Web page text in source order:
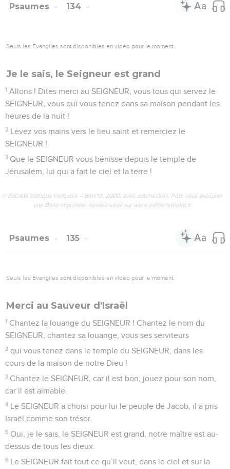
au roi que j’ai choisi.
une Bible imprimée, rendez-vous sur www.editionsbiblio.fr
Psaumes 133
Seuls les Évangiles sont disponibles en vidéo pour le moment.
Glorifiez le Seigneur, vous tous ses
Quel bonheur, quelle douceur pour des frères d’être
C’est comme l’huile parfumée sur la tête d’Aaron, qui
descend jusqu’à sa barbe, jusqu’au bord de ses vêtements.
Sion. C’est là que le SEIGNEUR donne sa bénédiction, la vie
© Société biblique française – Bibli’O, 2000, avec autorisation. Pour vous procurer
une Bible imprimée, rendez-vous sur www.editionsbiblio.fr
Psaumes 134
Seuls les Évangiles sont disponibles en vidéo pour le moment.
Je le sais, le Seigneur est grand
1 Allons ! Dites merci au SEIGNEUR, vous tous qui servez le
SEIGNEUR, vous qui vous tenez dans sa maison pendant les